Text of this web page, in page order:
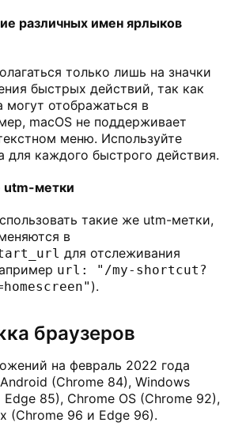
различных имен ярлыков
только лишь на значки
быстрых действий, так как
могут отображаться в
macOS не поддерживает
меню. Используйте
для каждого быстрого действия.
utm-метки
такие же utm-метки,
в
для отслеживания
url: "/my-shortcut?
).
браузеров
на февраль 2022 года
(Chrome 84), Windows
85), Chrome OS (Chrome 92),
(Chrome 96 и Edge 96).